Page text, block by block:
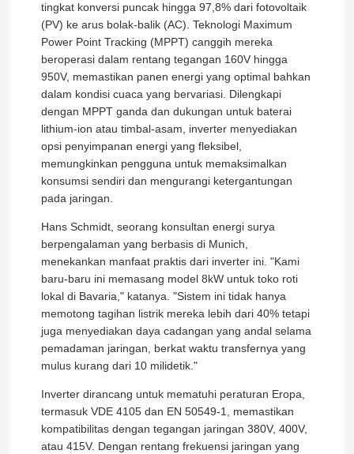
tingkat konversi puncak hingga 97,8% dari fotovoltaik
(PV) ke arus bolak-balik (AC). Teknologi Maximum
Power Point Tracking (MPPT) canggih mereka
beroperasi dalam rentang tegangan 160V hingga
950V, memastikan panen energi yang optimal bahkan
dalam kondisi cuaca yang bervariasi. Dilengkapi
dengan MPPT ganda dan dukungan untuk baterai
lithium-ion atau timbal-asam, inverter menyediakan
opsi penyimpanan energi yang fleksibel,
memungkinkan pengguna untuk memaksimalkan
konsumsi sendiri dan mengurangi ketergantungan
pada jaringan.
Hans Schmidt, seorang konsultan energi surya
berpengalaman yang berbasis di Munich,
menekankan manfaat praktis dari inverter ini. "Kami
baru-baru ini memasang model 8kW untuk toko roti
lokal di Bavaria," katanya. "Sistem ini tidak hanya
memotong tagihan listrik mereka lebih dari 40% tetapi
juga menyediakan daya cadangan yang andal selama
pemadaman jaringan, berkat waktu transfernya yang
mulus kurang dari 10 milidetik."
Inverter dirancang untuk mematuhi peraturan Eropa,
termasuk VDE 4105 dan EN 50549-1, memastikan
kompatibilitas dengan tegangan jaringan 380V, 400V,
atau 415V. Dengan rentang frekuensi jaringan yang